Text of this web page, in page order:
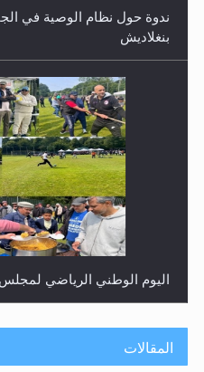
اليوم الوطني الرياضي لمجلس
إتمام حفظ القرآن الكريم
غانا
المقالات